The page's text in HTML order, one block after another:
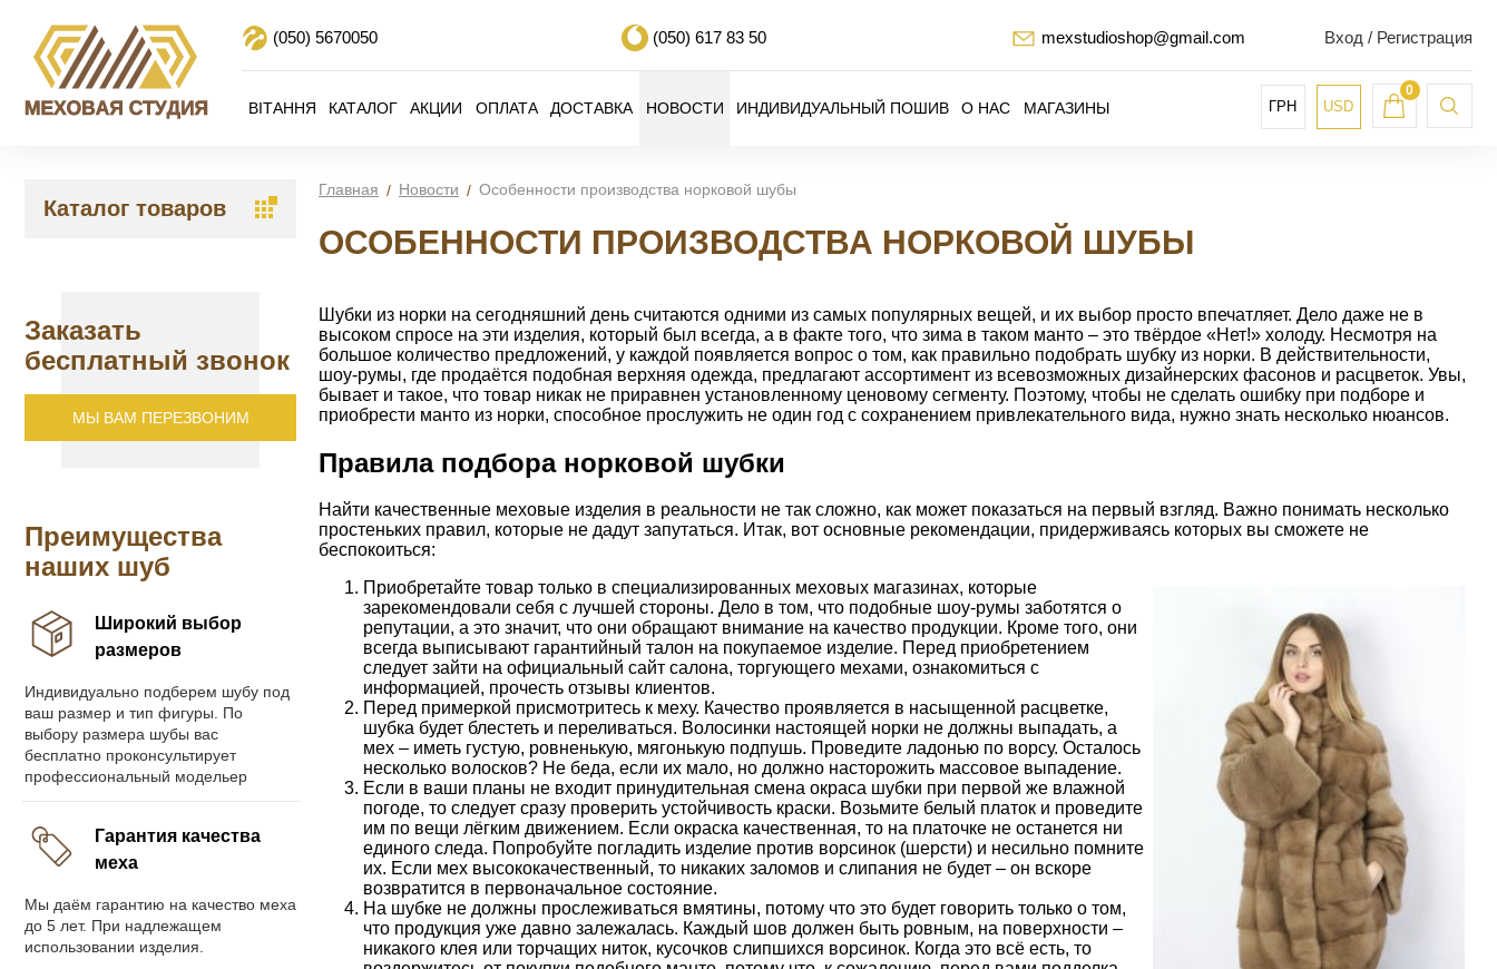
(050) 5670050 (050) 617 83 50 mexstudioshop@gmail.com Вход / Регистрация
ВІТАННЯ КАТАЛОГ АКЦИИ ОПЛАТА ДОСТАВКА НОВОСТИ ИНДИВИДУАЛЬНЫЙ ПОШИВ О НАС МАГАЗИНЫ ГРН USD
0
Главная Новости Особенности производства норковой шубы
ОСОБЕННОСТИ ПРОИЗВОДСТВА НОРКОВОЙ ШУБЫ
Шубки из норки на сегодняшний день считаются одними из самых популярных вещей, и их выбор просто впечатляет. Дело даже не в
высоком спросе на эти изделия, который был всегда, а в факте того, что зима в таком манто – это твёрдое «Нет!» холоду. Несмотря на
большое количество предложений, у каждой появляется вопрос о том, как правильно подобрать шубку из норки. В действительности,
шоу-румы, где продаётся подобная верхняя одежда, предлагают ассортимент из всевозможных дизайнерских фасонов и расцветок. Увы,
бывает и такое, что товар никак не приравнен установленному ценовому сегменту. Поэтому, чтобы не сделать ошибку при подборе и
приобрести манто из норки, способное прослужить не один год с сохранением привлекательного вида, нужно знать несколько нюансов.
Правила подбора норковой шубки
Найти качественные меховые изделия в реальности не так сложно, как может показаться на первый взгляд. Важно понимать несколько
простеньких правил, которые не дадут запутаться. Итак, вот основные рекомендации, придерживаясь которых вы сможете не
беспокоиться:
Приобретайте товар только в специализированных меховых магазинах, которые
зарекомендовали себя с лучшей стороны. Дело в том, что подобные шоу-румы заботятся о
репутации, а это значит, что они обращают внимание на качество продукции. Кроме того, они
всегда выписывают гарантийный талон на покупаемое изделие. Перед приобретением
следует зайти на официальный сайт салона, торгующего мехами, ознакомиться с
информацией, прочесть отзывы клиентов.
Перед примеркой присмотритесь к меху. Качество проявляется в насыщенной расцветке,
шубка будет блестеть и переливаться. Волосинки настоящей норки не должны выпадать, а
мех – иметь густую, ровненькую, мягонькую подпушь. Проведите ладонью по ворсу. Осталось
несколько волосков? Не беда, если их мало, но должно насторожить массовое выпадение.
Если в ваши планы не входит принудительная смена окраса шубки при первой же влажной
погоде, то следует сразу проверить устойчивость краски. Возьмите белый платок и проведите
им по вещи лёгким движением. Если окраска качественная, то на платочке не останется ни
единого следа. Попробуйте погладить изделие против ворсинок (шерсти) и несильно помните
их. Если мех высококачественный, то никаких заломов и слипания не будет – он вскоре
возвратится в первоначальное состояние.
На шубке не должны прослеживаться вмятины, потому что это будет говорить только о том,
что продукция уже давно залежалась. Каждый шов должен быть ровным, на поверхности –
никакого клея или торчащих ниток, кусочков слипшихся ворсинок. Когда это всё есть, то
Каталог товаров
Заказать
бесплатный звонок
МЫ ВАМ ПЕРЕЗВОНИМ
Преимущества
наших шуб
Широкий выбор
размеров
Индивидуально подберем шубу под
ваш размер и тип фигуры. По
выбору размера шубы вас
бесплатно проконсультирует
профессиональный модельер
Гарантия качества
меха
Мы даём гарантию на качество меха
до 5 лет. При надлежащем
использовании изделия.